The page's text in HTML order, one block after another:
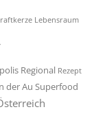
Lebensraum
Regional Rezept
der Au Superfood